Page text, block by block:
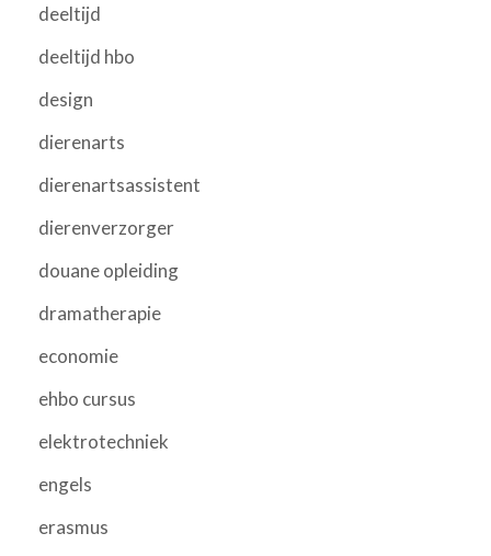
deeltijd
deeltijd hbo
design
dierenarts
dierenartsassistent
dierenverzorger
douane opleiding
dramatherapie
economie
ehbo cursus
elektrotechniek
engels
erasmus